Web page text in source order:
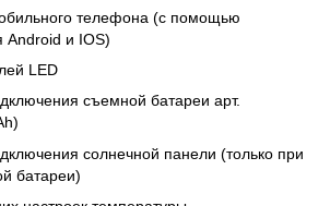
телефона (с помощью
Android и IOS)
LED
съемной батареи арт.
солнечной панели (только при
батареи)